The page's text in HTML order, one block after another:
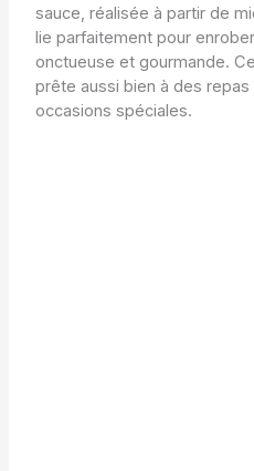
sauce, réalisée à partir de
lie parfaitement pour
onctueuse et gourmande.
prête aussi bien à des repas
occasions spéciales.